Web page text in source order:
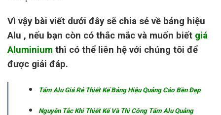
Vì vậy bài viết dưới đây sẽ chia sẻ về bảng hiệu
Alu , nếu bạn còn có thắc mắc và muốn biết giá
Aluminium thì có thể liên hệ với chúng tôi để
được giải đáp.
Tấm Alu Giá Rẻ Thiết Kế Bảng Hiệu Quảng Cáo Bền Đẹp
Nguyên Tắc Khi Thiết Kế Và Thi Công Tấm Alu Quảng